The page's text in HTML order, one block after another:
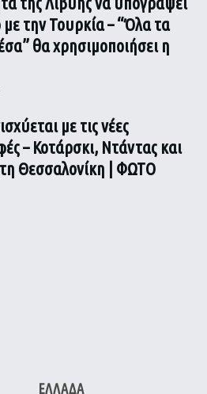
με την Τουρκία – “Όλα τα
θα χρησιμοποιήσει η
με τις νέες
– Κοτάρσκι, Ντάντας και
Θεσσαλονίκη | ΦΩΤΟ
ΕΛΛΑΔΑ